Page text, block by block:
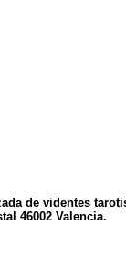
de videntes
46002 Valencia.